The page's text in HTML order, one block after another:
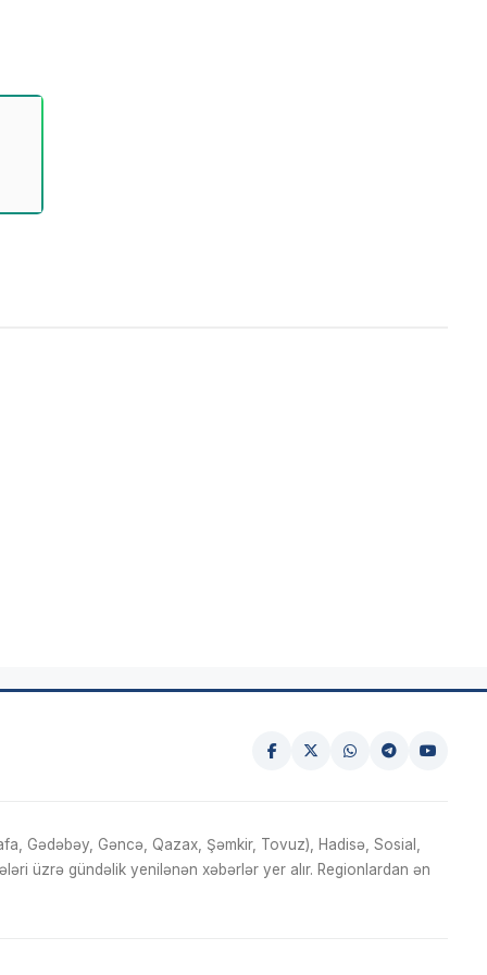
Gədəbəy, Gəncə, Qazax, Şəmkir, Tovuz), Hadisə, Sosial,
üzrə gündəlik yenilənən xəbərlər yer alır. Regionlardan ən